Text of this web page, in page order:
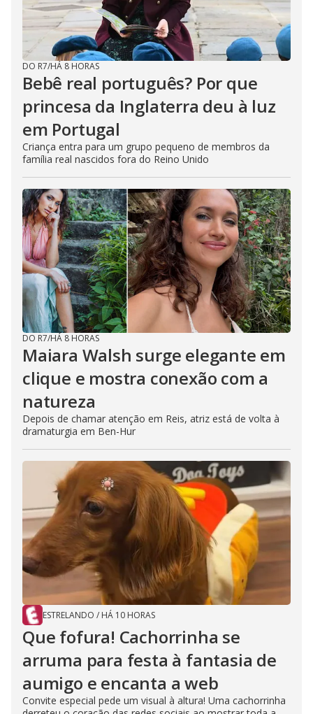
DO R7/HÁ 8 HORAS
Bebê real português? Por que
princesa da Inglaterra deu à luz
em Portugal
Criança entra para um grupo pequeno de membros da
família real nascidos fora do Reino Unido
DO R7/HÁ 8 HORAS
Maiara Walsh surge elegante em
clique e mostra conexão com a
natureza
Depois de chamar atenção em Reis, atriz está de volta à
dramaturgia em Ben-Hur
ESTRELANDO / HÁ 10 HORAS
Que fofura! Cachorrinha se
arruma para festa à fantasia de
aumigo e encanta a web
Convite especial pede um visual à altura! Uma cachorrinha